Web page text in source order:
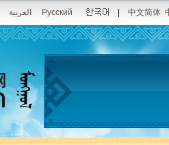
العربية Pусский 中文简体